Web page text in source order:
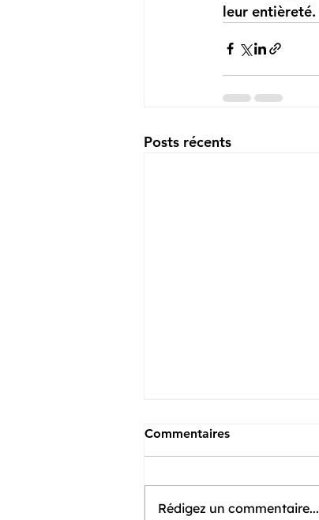
leur entièreté.
Posts récents
Commentaires
Rédigez un commentaire...